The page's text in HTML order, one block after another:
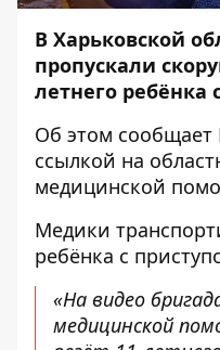
В Харьковской
пропускали
летнего ребёнка
Об этом сообщает
ссылкой на
медицинской
Медики
ребёнка с
«На видео
медицинской